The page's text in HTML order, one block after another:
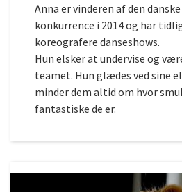
Anna er vinderen af den
konkurrence i 2014 og har
koreografere danseshows.
Hun elsker at undervise og
teamet. Hun glædes ved sine
minder dem altid om hvor
fantastiske de er.